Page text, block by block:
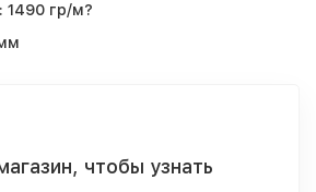
1490 гр/м?
чтобы узнать